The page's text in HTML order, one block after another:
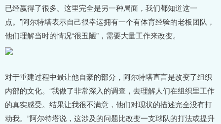
已经赢得了很多。这里完全是另一种局面，我们都知道这一
点。”阿尔特塔表示自己很幸运拥有一个有体育经验的老板团队，
他们理解当时的情况“很丑陋”，需要大量工作来改变。
对于重建过程中最让他自豪的部分，阿尔特塔直言是改变了组织
内部的文化。“我做了非常深入的调查，去理解人们在组织里工作
的真实感受。结果让我很不满意，他们对现状的描述完全没有打
动我。”阿尔特塔说，这涉及的问题比改变一支球队的打法或提升